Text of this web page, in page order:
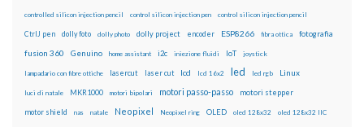
controlled silicon injection pencil control silicon injection pen control silicon injection pencil
CtrlJ pen dolly foto dolly photo dolly project encoder ESP8266 fibra ottica fotografia
fusion 360 Genuino home assistant i2c iniezione fluidi IoT joystick
lampadario con fibre ottiche lasercut laser cut lcd lcd 16x2 led led rgb Linux
luci di natale MKR1000 motori bipolari motori passo-passo motori stepper
motor shield nas natale Neopixel Neopixel ring OLED oled 128x32 oled 128x32 IIC